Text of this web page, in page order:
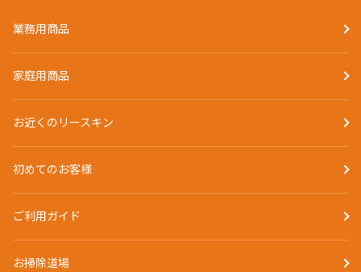
業務用商品
家庭用商品
お近くのリースキン
初めてのお客様
ご利用ガイド
お掃除道場